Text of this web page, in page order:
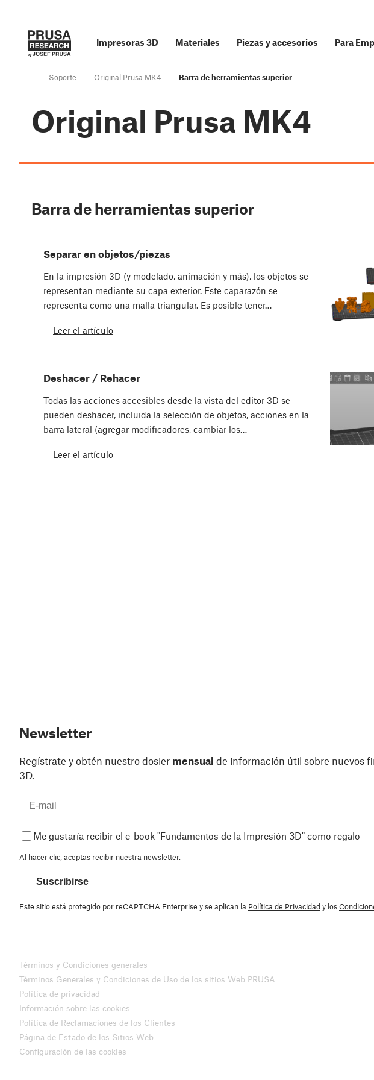
Impresoras 3D Materiales Piezas y accesorios Para
Soporte Original Prusa MK4 Barra de herramientas superior
Original Prusa MK4
Barra de herramientas superior
Separar en objetos/piezas
En la impresión 3D (y modelado, animación y más), los objetos se
representan mediante su capa exterior. Este caparazón se
representa como una malla triangular. Es posible tener…
Leer el artículo
Deshacer / Rehacer
Todas las acciones accesibles desde la vista del editor 3D se
pueden deshacer, incluida la selección de objetos, acciones en la
barra lateral (agregar modificadores, cambiar los…
Leer el artículo
Newsletter
Regístrate y obtén nuestro dosier mensual de información útil sobre nuevos
3D.
Me gustaría recibir el e-book "Fundamentos de la Impresión 3D" como regalo
Al hacer clic, aceptas recibir nuestra newsletter.
Suscribirse
Este sitio está protegido por reCAPTCHA Enterprise y se aplican la Política de Privacidady los
Términos y Condiciones generales
Términos Generales y Condiciones de Uso de los sitios Web PRUSA
Política de privacidad
Información sobre las cookies
Política de Reclamaciones de los Clientes
Página de Estado de los Sitios Web
Configuración de las cookies